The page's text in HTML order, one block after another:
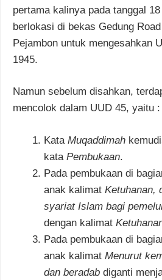
pertama kalinya pada tanggal
berlokasi di bekas Gedung
Pejambon untuk mengesahkan
1945.
Namun sebelum disahkan,
mencolok dalam UUD 45, yaitu :
Kata Muqaddimah
kata Pembukaan.
Pada pembukaan di
anak kalimat Ketuhanan,
syariat Islam bagi
dengan kalimat
Pada pembukaan di
anak kalimat Menurut
dan beradab diganti